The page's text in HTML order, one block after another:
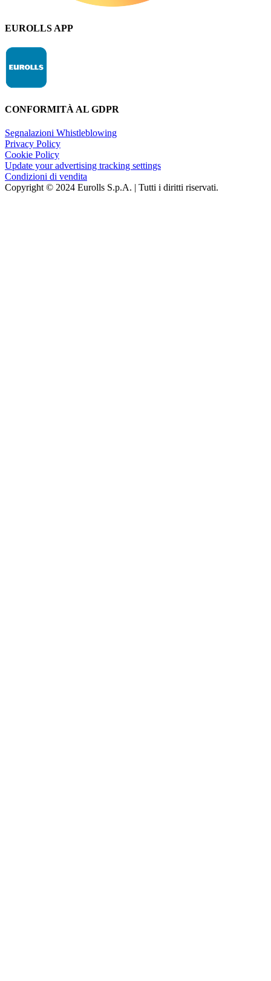
EUROLLS APP
CONFORMITÀ AL GDPR
Segnalazioni Whistleblowing
Privacy Policy
Cookie Policy
Update your advertising tracking settings
Condizioni di vendita
Copyright © 2024 Eurolls S.p.A. | Tutti i diritti riservati.